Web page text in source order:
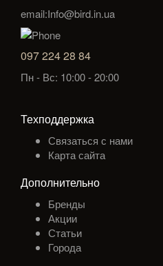
email:Info@bird.in.ua
097 224 28 84
Пн - Вс: 10:00 - 20:00
Техподдержка
Связаться с нами
Карта сайта
Дополнительно
Бренды
Акции
Статьи
Города